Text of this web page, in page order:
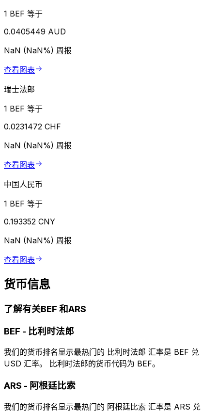
1 BEF 等于
0.0405449 AUD
NaN (NaN%) 周报
查看图表
瑞士法郎
1 BEF 等于
0.0231472 CHF
NaN (NaN%) 周报
查看图表
中国人民币
1 BEF 等于
0.193352 CNY
NaN (NaN%) 周报
查看图表
货币信息
了解有关BEF 和ARS
BEF - 比利时法郎
我们的货币排名显示最热门的 比利时法郎 汇率是 BEF 兑
USD 汇率。 比利时法郎的货币代码为 BEF。
ARS - 阿根廷比索
我们的货币排名显示最热门的 阿根廷比索 汇率是 ARS 兑